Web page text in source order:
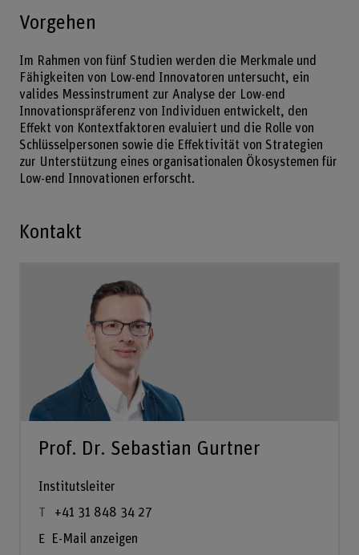
Vorgehen
Im Rahmen von fünf Studien werden die Merkmale und
Fähigkeiten von Low-end Innovatoren untersucht, ein
valides Messinstrument zur Analyse der Low-end
Innovationspräferenz von Individuen entwickelt, den
Effekt von Kontextfaktoren evaluiert und die Rolle von
Schlüsselpersonen sowie die Effektivität von Strategien
zur Unterstützung eines organisationalen Ökosystemen für
Low-end Innovationen erforscht.
Kontakt
Prof. Dr. Sebastian Gurtner
Institutsleiter
+41 31 848 34 27
E-Mail anzeigen